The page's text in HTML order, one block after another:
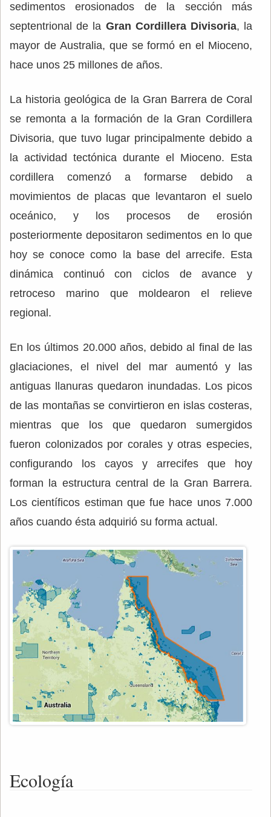
sedimentos erosionados de la sección más
septentrional de la Gran Cordillera Divisoria, la
mayor de Australia, que se formó en el Mioceno,
hace unos 25 millones de años.
La historia geológica de la Gran Barrera de Coral
se remonta a la formación de la Gran Cordillera
Divisoria, que tuvo lugar principalmente debido a
la actividad tectónica durante el Mioceno. Esta
cordillera comenzó a formarse debido a
movimientos de placas que levantaron el suelo
oceánico, y los procesos de erosión
posteriormente depositaron sedimentos en lo que
hoy se conoce como la base del arrecife. Esta
dinámica continuó con ciclos de avance y
retroceso marino que moldearon el relieve
regional.
En los últimos 20.000 años, debido al final de las
glaciaciones, el nivel del mar aumentó y las
antiguas llanuras quedaron inundadas. Los picos
de las montañas se convirtieron en islas costeras,
mientras que los que quedaron sumergidos
fueron colonizados por corales y otras especies,
configurando los cayos y arrecifes que hoy
forman la estructura central de la Gran Barrera.
Los científicos estiman que fue hace unos 7.000
años cuando ésta adquirió su forma actual.
Ecología